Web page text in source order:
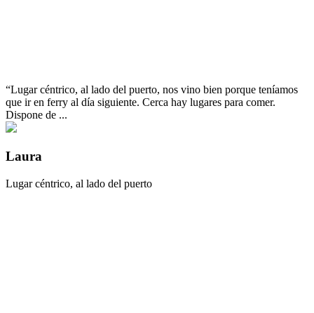
“Lugar céntrico, al lado del puerto, nos vino bien porque teníamos
que ir en ferry al día siguiente. Cerca hay lugares para comer.
Dispone de ...
Laura
Lugar céntrico, al lado del puerto